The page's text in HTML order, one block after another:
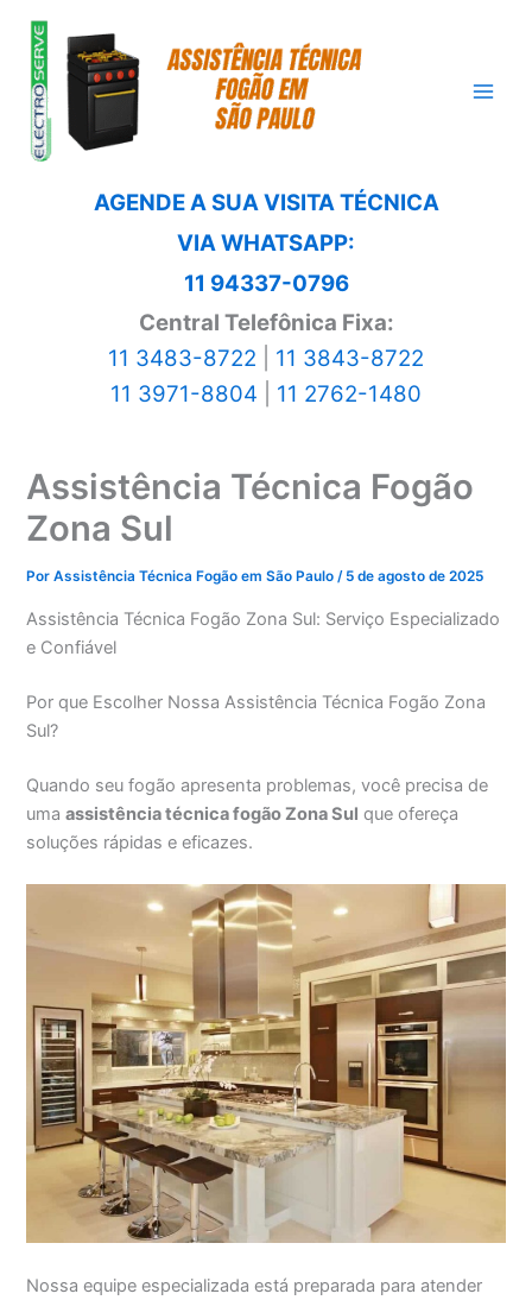
para
conteúdo
AGENDE A SUA VISITA TÉCNICA
VIA WHATSAPP:
11 94337-0796
Central Telefônica Fixa:
11 3483-8722
11 3843-8722
11 3971-8804
11 2762-1480
Assistência Técnica Fogão
Zona Sul
PorAssistência Técnica Fogão em São Paulo/ 5 de agosto de 2025
Assistência Técnica Fogão Zona Sul: Serviço Especializado
e Confiável
Por que Escolher Nossa Assistência Técnica Fogão Zona
Sul?
Quando seu fogão apresenta problemas, você precisa de
umaassistência técnica fogão Zona Sul que ofereça
soluções rápidas e eficazes.
Nossa equipe especializada está preparada para atender